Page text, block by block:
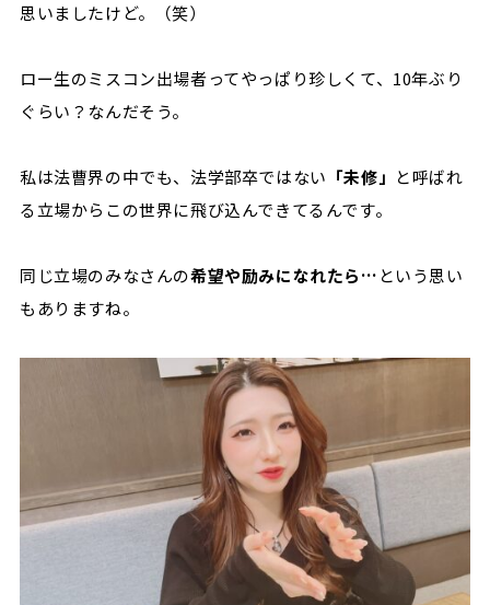
思いましたけど。（笑）
ロー生のミスコン出場者ってやっぱり珍しくて、10年ぶり
ぐらい？なんだそう。
私は法曹界の中でも、法学部卒ではない 「未修」 と呼ばれ
る立場からこの世界に飛び込んできてるんです。
同じ立場のみなさんの希望や励みになれたら… という思い
もありますね。